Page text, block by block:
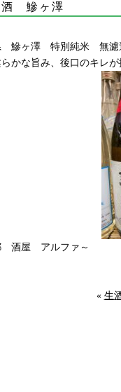
酒 鰺ヶ澤
鰺ヶ澤 特別純米 無濾過
らかな旨み、後口のキレ
酒屋 アルファ～
« 生